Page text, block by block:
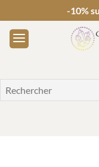
-10%